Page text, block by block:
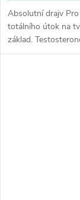
Absolutní drajv
totálního útok na
základ.
soupravička